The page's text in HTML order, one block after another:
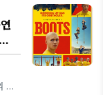
찬